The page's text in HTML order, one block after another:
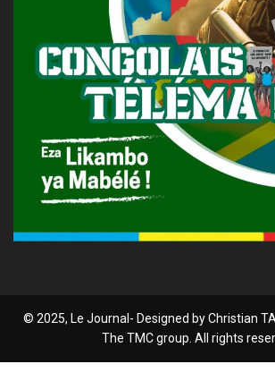
© 2025, Le Journal- Designed by Christian
The TMC group. All rights